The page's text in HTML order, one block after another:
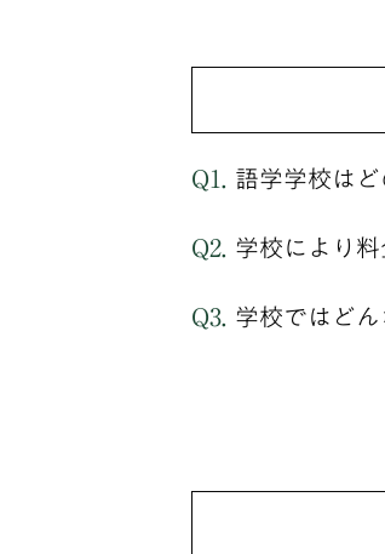
語学学校は
学校により
学校ではど